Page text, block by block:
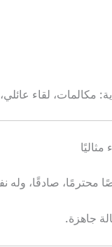
مكالمات، لقاء
صادقًا، وله
جاهزة.